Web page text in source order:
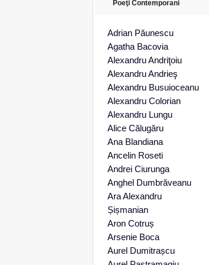
Poeţi Contemporani
Adrian Păunescu
Agatha Bacovia
Alexandru Andriţoiu
Alexandru Andrieş
Alexandru Busuioceanu
Alexandru Colorian
Alexandru Lungu
Alice Călugăru
Ana Blandiana
Ancelin Roseti
Andrei Ciurunga
Anghel Dumbrăveanu
Ara Alexandru
Șișmanian
Aron Cotruș
Arsenie Boca
Aurel Dumitrașcu